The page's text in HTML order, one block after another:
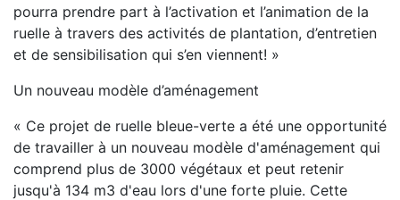
pourra prendre part à l’activation et l’animation de la
ruelle à travers des activités de plantation, d’entretien
et de sensibilisation qui s’en viennent! »
Un nouveau modèle d’aménagement
« Ce projet de ruelle bleue-verte a été une opportunité
de travailler à un nouveau modèle d'aménagement qui
comprend plus de 3000 végétaux et peut retenir
jusqu'à 134 m3 d'eau lors d'une forte pluie. Cette